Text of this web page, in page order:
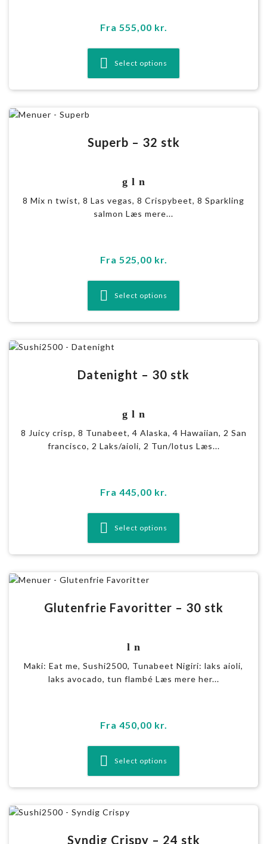
Fra 555,00 kr.
Select options
Superb – 32 stk
g l n
8 Mix n twist, 8 Las vegas, 8 Crispybeet, 8 Sparkling
salmon Læs mere...
Fra 525,00 kr.
Select options
Datenight – 30 stk
g l n
8 Juicy crisp, 8 Tunabeet, 4 Alaska, 4 Hawaiian, 2 San
francisco, 2 Laks/aioli, 2 Tun/lotus Læs...
Fra 445,00 kr.
Select options
Glutenfrie Favoritter – 30 stk
l n
Maki: Eat me, Sushi2500, Tunabeet Nigiri: laks aioli,
laks avocado, tun flambé Læs mere her...
Fra 450,00 kr.
Select options
Syndig Crispy – 24 stk